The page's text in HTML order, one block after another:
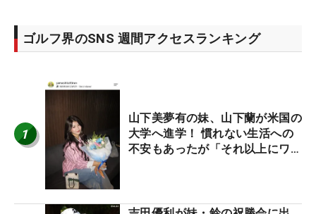
ゴルフ界のSNS 週間アクセスランキング
1
山下美夢有の妹、山下蘭が米国の
大学へ進学！ 慣れない生活への
不安もあったが「それ以上にワク